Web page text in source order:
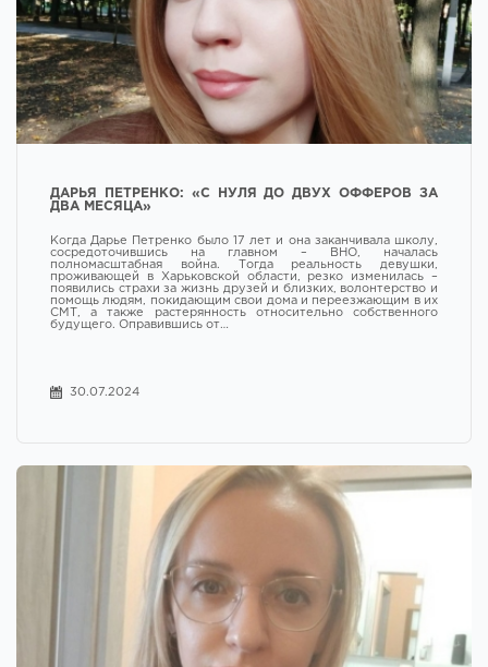
ДАРЬЯ ПЕТРЕНКО: «С НУЛЯ ДО ДВУХ ОФФЕРОВ ЗА
ДВА МЕСЯЦА»
Когда Дарье Петренко было 17 лет и она заканчивала школу,
сосредоточившись на главном – ВНО, началась
полномасштабная война. Тогда реальность девушки,
проживающей в Харьковской области, резко изменилась –
появились страхи за жизнь друзей и близких, волонтерство и
помощь людям, покидающим свои дома и переезжающим в их
СМТ, а также растерянность относительно собственного
будущего. Оправившись от…
30.07.2024